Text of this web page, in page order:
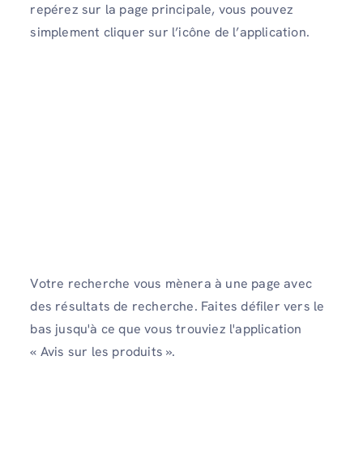
repérez sur la page principale, vous pouvez
simplement cliquer sur l’icône de l’application.
Votre recherche vous mènera à une page avec
des résultats de recherche. Faites défiler vers le
bas jusqu'à ce que vous trouviez l'application
« Avis sur les produits ».